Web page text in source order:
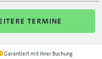
TERMINE
Garantiert mit Ihrer Buchung